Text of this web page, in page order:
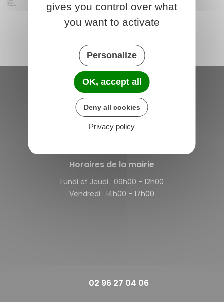
Saint-Michel-de-Plélan
4 rue des Terre Neuvas
22980 Saint-Michel-de-Plélan
France
Horaires de la mairie
Lundi et Jeudi : 09h00 - 12h00
Vendredi : 14h00 - 17h00
02 96 27 04 06
gives you control over what
you want to activate
Personalize
OK, accept all
Deny all cookies
Privacy policy